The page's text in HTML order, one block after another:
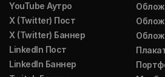
YouTube Аутро
X (Twitter) Пост
X (Twitter) Баннер
LinkedIn Пост
LinkedIn Баннер